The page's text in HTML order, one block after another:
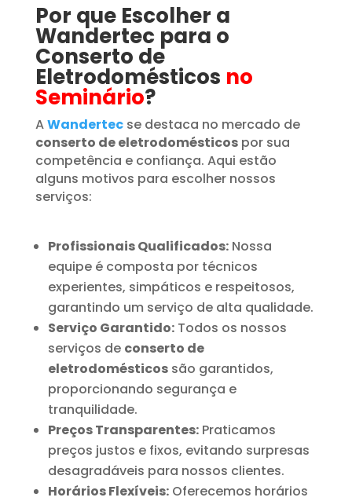
Por que Escolher a
Wandertec para o
Conserto de
Eletrodomésticos no
Seminário?
AWandertecse destaca no mercado de
conserto de eletrodomésticospor sua
competência e confiança. Aqui estão
alguns motivos para escolher nossos
serviços:
Profissionais Qualificados:Nossa
equipe é composta por técnicos
experientes, simpáticos e respeitosos,
garantindo um serviço de alta qualidade.
Serviço Garantido:Todos os nossos
serviços de conserto de
eletrodomésticossão garantidos,
proporcionando segurança e
tranquilidade.
Preços Transparentes:Praticamos
preços justos e fixos, evitando surpresas
desagradáveis para nossos clientes.
Horários Flexíveis:Oferecemos horários